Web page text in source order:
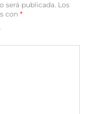
será publicada. Los
con *